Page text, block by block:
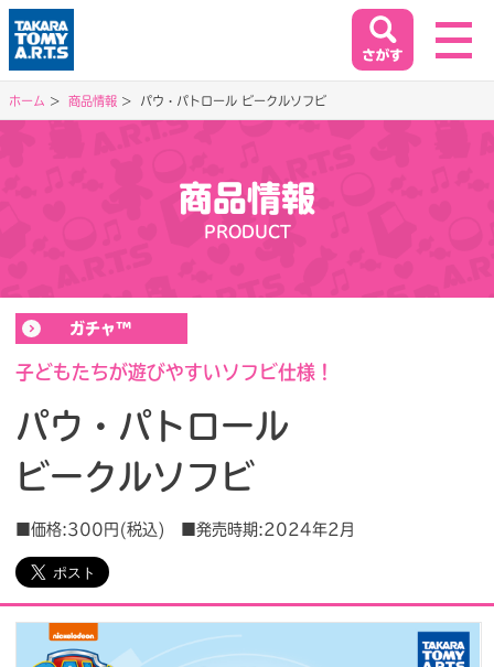
イベント&キャンペーン
EVENT&CAMPAIGN
お客様相談室
SUPPORT
会社情報
プレスリリース よくあるご質問
閉じる
ホーム 商品情報 パウ・パトロール ビークルソフビ
商品情報
PRODUCT
ガチャ™
子どもたちが遊びやすいソフビ仕様！
パウ・パトロール
ビークルソフビ
■価格:300円(税込) ■発売時期:2024年2月